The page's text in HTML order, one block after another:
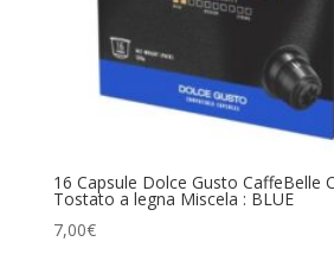
16 Capsule Dolce Gusto CaffeBelle
Tostato a legna Miscela : BLUE
7,00€